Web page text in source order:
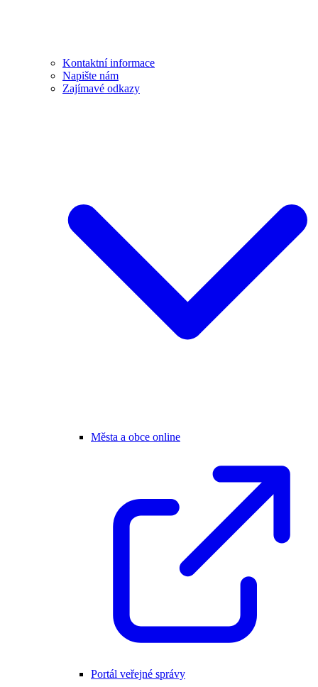
Kontaktní informace
Napište nám
Zajímavé odkazy
Města a obce online
Portál veřejné správy